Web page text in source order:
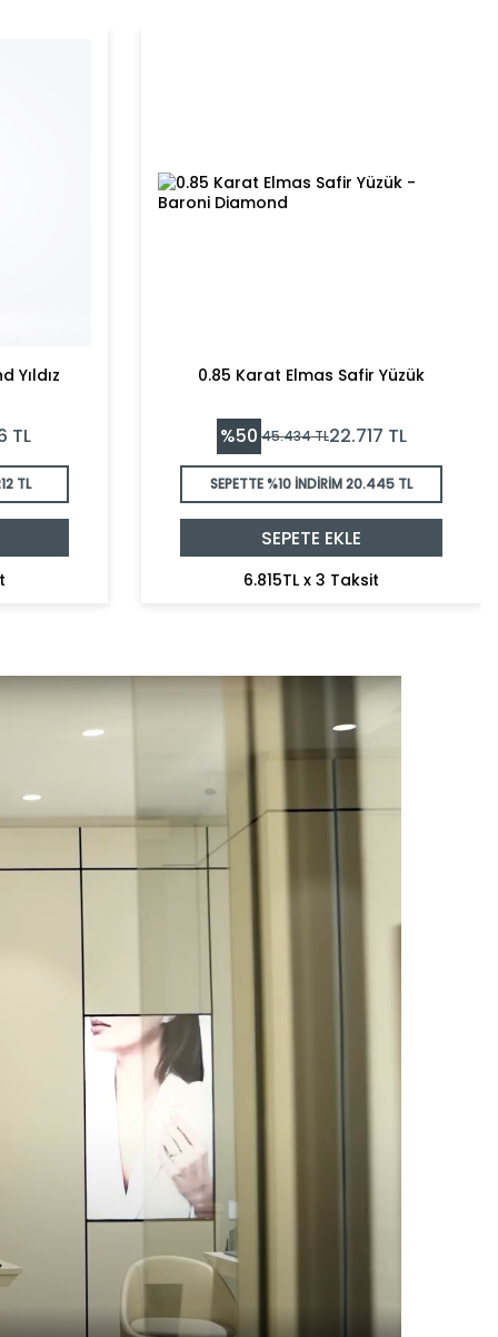
Yıldız
TL
TL
0.85 Karat Elmas Safir Yüzük
%50 45.434TL22.717 TL
SEPETTE %10 İNDİRİM20.445 TL
SEPETE EKLE
6.815TL x 3 Taksit